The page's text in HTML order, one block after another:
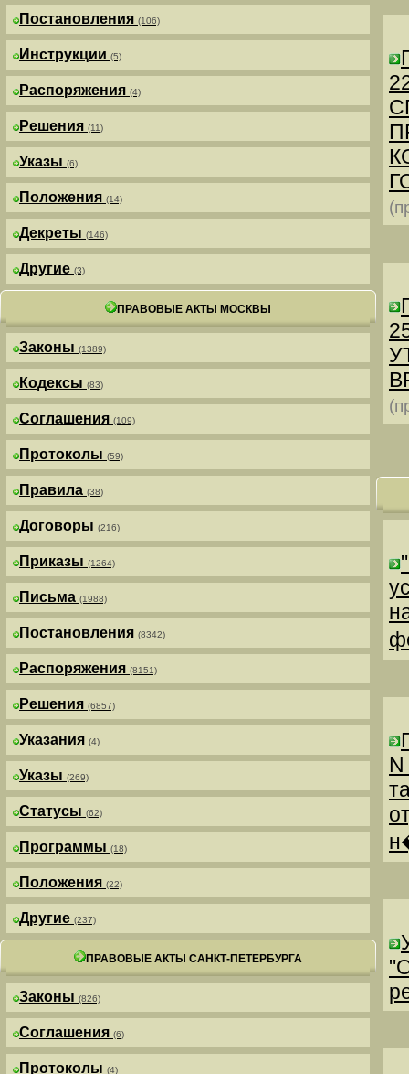
Постановления (106)
Инструкции (5)
Распоряжения (4)
Решения (11)
Указы (6)
Положения (14)
Декреты (146)
Другие (3)
ПРАВОВЫЕ АКТЫ МОСКВЫ
Законы (1389)
Кодексы (83)
Соглашения (109)
Протоколы (59)
Правила (38)
Договоры (216)
Приказы (1264)
Письма (1988)
Постановления (8342)
Распоряжения (8151)
Решения (6857)
Указания (4)
Указы (269)
Статусы (62)
Программы (18)
Положения (22)
Другие (237)
ПРАВОВЫЕ АКТЫ САНКТ-ПЕТЕРБУРГА
Законы (826)
Соглашения (6)
Протоколы (4)